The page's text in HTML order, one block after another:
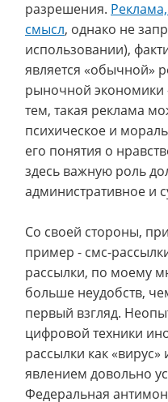
разрешения.
смысл, однако не
использовании),
является «обычной»
рыночной экономики
тем, такая реклама
психическое и
его понятия о
здесь важную роль
административное и
Со своей стороны,
пример - смс-
рассылки, по моему
больше неудобств,
первый взгляд.
цифровой техники
рассылки как
явлением довольно
Федеральная